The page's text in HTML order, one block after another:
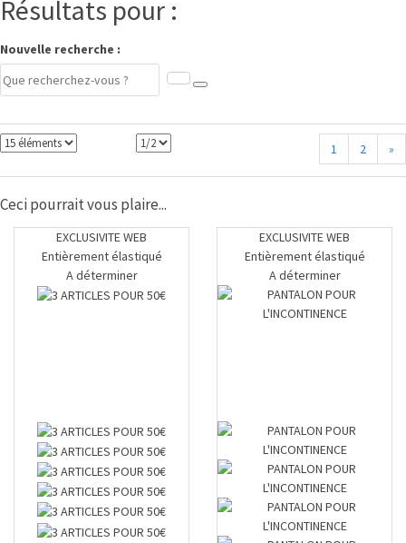
Résultats pour :
Nouvelle recherche :
1 2 »
Ceci pourrait vous plaire...
EXCLUSIVITE WEB
Entièrement élastiqué
A déterminer
EXCLUSIVITE WEB
Entièrement élastiqué
A déterminer